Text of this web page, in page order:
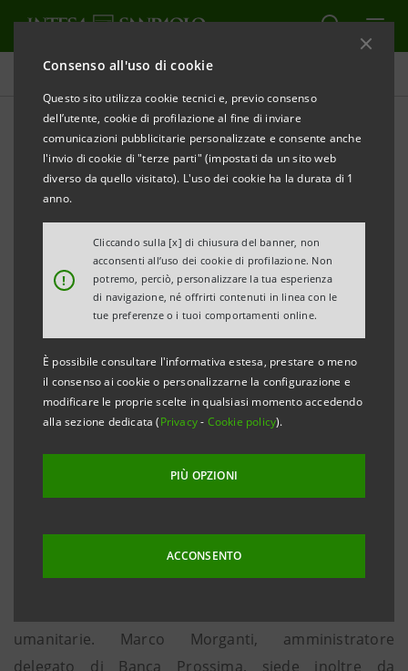
Consenso all'uso di cookie
Questo sito utilizza cookie tecnici e, previo consenso
dell’utente, cookie di profilazione al fine di inviare
comunicazioni pubblicitarie personalizzate e consente anche
l'invio di cookie di "terze parti" (impostati da un sito web
diverso da quello visitato). L'uso dei cookie ha la durata di 1
anno.
!
Cliccando sulla [x] di chiusura del banner, non
acconsenti all’uso dei cookie di profilazione. Non
potremo, perciò, personalizzare la tua esperienza
di navigazione, né offrirti contenuti in linea con le
tue preferenze o i tuoi comportamenti online.
È possibile consultare l'informativa estesa, prestare o meno
il consenso ai cookie o personalizzarne la configurazione e
modificare le proprie scelte in qualsiasi momento accedendo
alla sezione dedicata (Privacy- Cookie policy).
PIÙ OPZIONI
ACCONSENTO
Comunicati stampa
STAMPA AGGIORNA
AGIRE & BANCA PROSSIMA: AL VIA L’ACCORDO PER
AUMENTARE L’EFFICACIA DEGLI AIUTI UMANITARI
accordo tra un grande gruppo bancario e un
network di Organizzazioni Non Governative. I
servizi previsti nella partnership consentiranno ad
Agire di raggiungere un pubblico di 12 milioni di
potenziali sostenitori.
Roma, 20 giugno 2011AGIRE e Banca Prossima hanno
siglato un accordo finalizzato a sviluppare una
privati a favore delle ONG impegnate nella risposta
alle più gravi emergenze umanitarie. Banca Prossima
e AGIRE varano un impegno triennale che comprende
attività di supporto tecnico‐professionale, erogazione
di servizi bancari e innovazione nel campo degli
umanitarie. Marco Morganti, amministratore
delegato di Banca Prossima, siede inoltre da